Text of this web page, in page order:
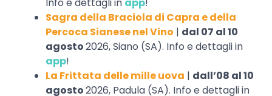
Info e dettagli in app!
Sagra della Braciola di Capra e della
Percoca Sianese nel Vino | dal 07 al 10
agosto2026, Siano (SA). Info e dettagli in
app!
La Frittata delle mille uova | dall’08 al 10
agosto2026, Padula (SA). Info e dettagli in